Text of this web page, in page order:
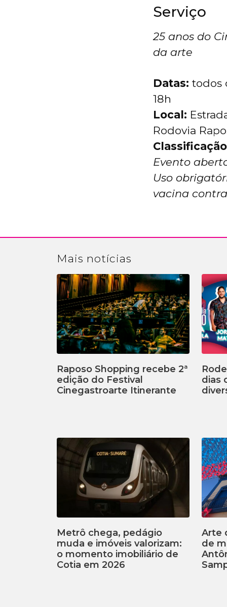
Serviço
25 anos do
da arte
Datas: todos
18h
Local:
Rodovia
Evento
Uso
vacina
Mais notícias
Raposo Shopping recebe 2ª
edição do Festival
Cinegastroarte Itinerante
dias
Metrô chega, pedágio
muda e imóveis valorizam:
o momento imobiliário de
Cotia em 2026
Arte
de